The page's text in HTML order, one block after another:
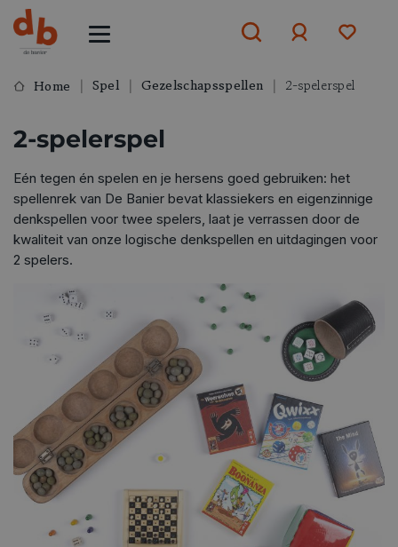
Home Spel Gezelschapsspellen 2-spelerspel
2-spelerspel
Eén tegen én spelen en je hersens goed gebruiken: het
spellenrek van De Banier bevat klassiekers en eigenzinnige
denkspellen voor twee spelers, laat je verrassen door de
kwaliteit van onze logische denkspellen en uitdagingen voor
2 spelers.